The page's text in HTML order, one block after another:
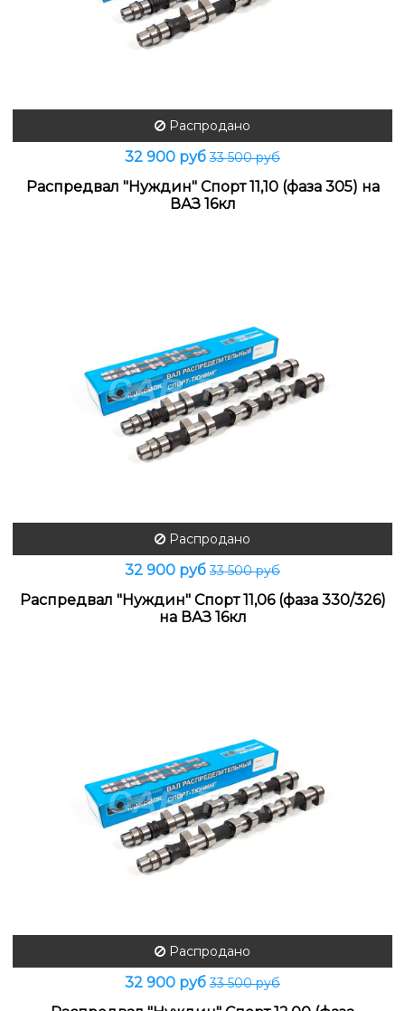
Распродано
32 900 руб33 500 руб
Распредвал "Нуждин" Спорт 11,10 (фаза 305) на
ВАЗ 16кл
Распродано
32 900 руб33 500 руб
Распредвал "Нуждин" Спорт 11,06 (фаза 330/326)
на ВАЗ 16кл
Распродано
32 900 руб33 500 руб